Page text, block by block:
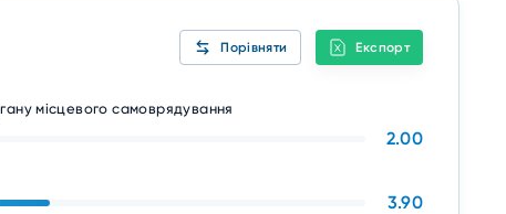
Порівняти Експорт
місцевого самоврядування
2.00
3.90